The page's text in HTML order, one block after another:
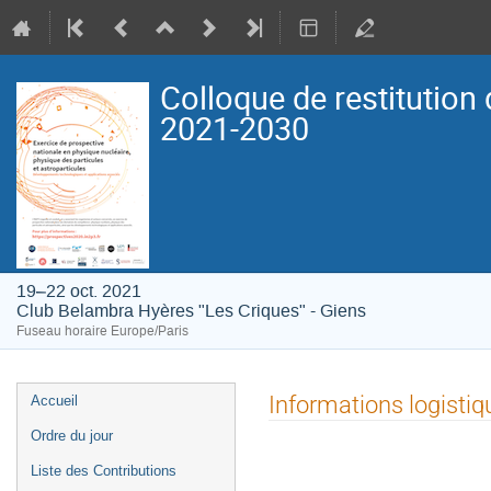
Colloque de restitution
2021-2030
19–22 oct. 2021
Club Belambra Hyères "Les Criques" - Giens
Fuseau horaire Europe/Paris
Menu
de
Accueil
Ordre du jour
Liste des Contributions
Informations